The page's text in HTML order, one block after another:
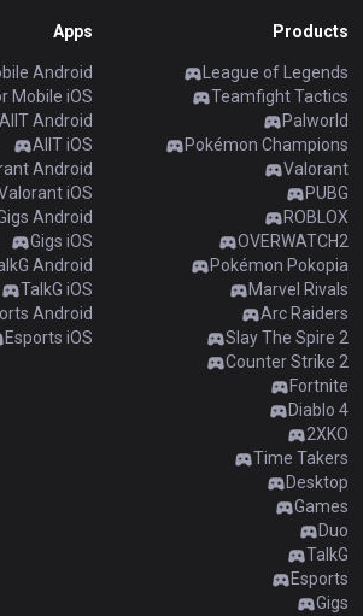
Products
League of Legends
Teamfight Tactics
Palworld
Pokémon Champions
Valorant
PUBG
ROBLOX
OVERWATCH2
Pokémon Pokopia
Marvel Rivals
Arc Raiders
Slay The Spire 2
Counter Strike 2
Fortnite
Diablo 4
2XKO
Time Takers
Desktop
Games
Duo
TalkG
Esports
Gigs
Apps
Android
Mobile iOS
AllT Android
AllT iOS
Android
iOS
Android
Gigs iOS
Android
TalkG iOS
Android
Esports iOS
Gigs
TalkG
Esports
limba română
português
简体中文
繁體中文
српски језик
italiano
ไทย
Tiếng Việt